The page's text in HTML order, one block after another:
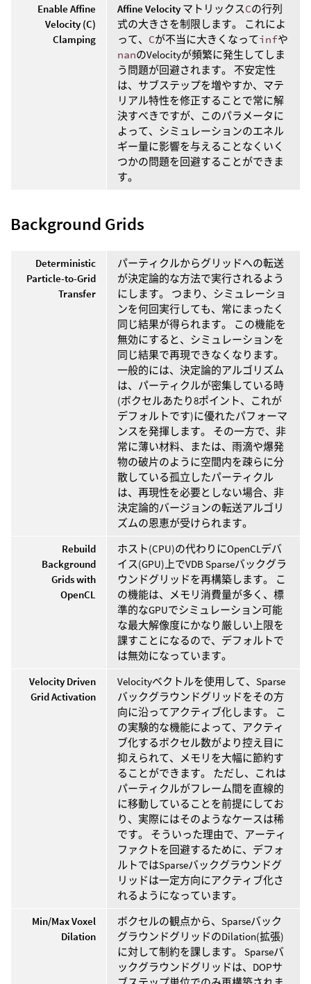
Enable Affine
Velocity (C)
Clamping
Affine Velocity マトリックスCの行列
式の大きさを制限します。 これによ
って、 Cが不当に大きくなってinfや
nanのVelocityが頻繁に発生してしま
う問題が回避されます。 不安定性
は、サブステップを増やすか、マテ
リアル特性を修正することで常に解
決すべきですが、このパラメータに
よって、シミュレーションのエネル
ギー量に影響を与えることなくいく
つかの問題を回避することができま
す。
Background Grids
Deterministic
Particle-to-Grid
Transfer
パーティクルからグリッドへの転送
が決定論的な方法で実行されるよう
にします。 つまり、シミュレーショ
ンを何回実行しても、常にまったく
同じ結果が得られます。 この機能を
無効にすると、シミュレーションを
同じ結果で再現できなくなります。
一般的には、決定論的アルゴリズム
は、パーティクルが密集している時
(ボクセルあたり8ポイント、これが
デフォルトです)に優れたパフォーマ
ンスを発揮します。 その一方で、非
常に薄い材料、または、雨滴や爆発
物の破片のように空間内を疎らに分
散している孤立したパーティクル
は、再現性を必要としない場合、非
決定論的バージョンの転送アルゴリ
ズムの恩恵が受けられます。
Rebuild
Background
Grids with
OpenCL
ホスト(CPU)の代わりにOpenCLデバ
イス(GPU)上でVDB Sparseバックグラ
ウンドグリッドを再構築します。 こ
の機能は、メモリ消費量が多く、標
準的なGPUでシミュレーション可能
な最大解像度にかなり厳しい上限を
課すことになるので、デフォルトで
は無効になっています。
Velocity Driven
Grid Activation
Velocityベクトルを使用して、Sparse
バックグラウンドグリッドをその方
向に沿ってアクティブ化します。 こ
の実験的な機能によって、アクティ
ブ化するボクセル数がより控え目に
抑えられて、メモリを大幅に節約す
ることができます。 ただし、これは
パーティクルがフレーム間を直線的
に移動していることを前提にしてお
り、実際にはそのようなケースは稀
です。 そういった理由で、アーティ
ファクトを回避するために、デフォ
ルトではSparseバックグラウンドグ
リッドは一定方向にアクティブ化さ
れるようになっています。
Min/Max Voxel
Dilation
ボクセルの観点から、Sparseバック
グラウンドグリッドのDilation(拡張)
に対して制約を課します。 Sparseバ
ックグラウンドグリッドは、DOPサ